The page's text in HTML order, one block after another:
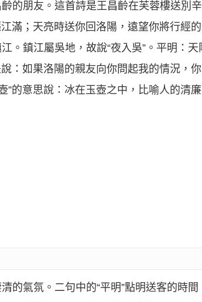
的朋友。這首詩是王昌齡在芙蓉樓送別
滿；天亮時送你回洛陽，遠望你將行經
。鎮江屬吳地，故說“夜入吳”。平明：
：如果洛陽的親友向你問起我的情況，
的意思說：冰在玉壺之中，比喻人的清廉
氣氛。二句中的“平明”點明送客的時間